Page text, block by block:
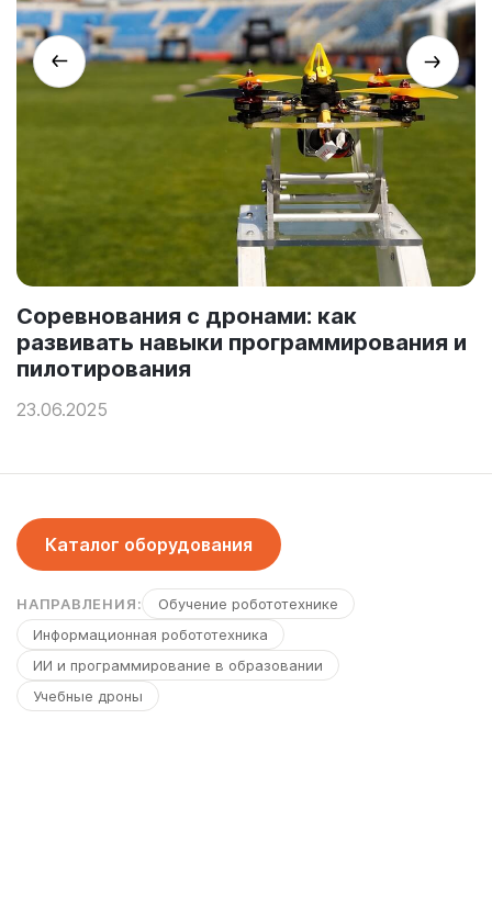
Соревнования с дронами: как
развивать навыки программирования и
пилотирования
23.06.2025
Каталог оборудования
НАПРАВЛЕНИЯ:
Обучение робототехнике
Информационная робототехника
ИИ и программирование в образовании
Учебные дроны